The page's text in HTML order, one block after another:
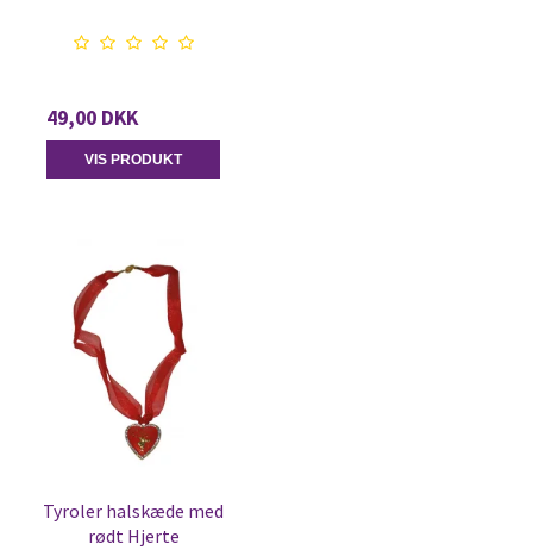
49,00 DKK
VIS PRODUKT
Tyroler halskæde med
rødt Hjerte